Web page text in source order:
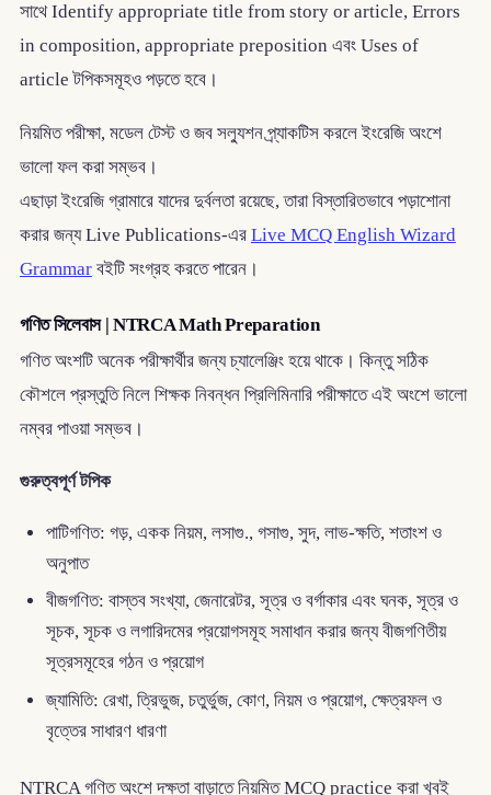
সাথে Identify appropriate title from story or article, Errors
in composition, appropriate preposition এবং Uses of
article টপিকসমূহও পড়তে হবে।
নিয়মিত পরীক্ষা, মডেল টেস্ট ও জব সল্যুশন প্র্যাকটিস করলে ইংরেজি অংশে
ভালো ফল করা সম্ভব।
এছাড়া ইংরেজি গ্রামারে যাদের দুর্বলতা রয়েছে, তারা বিস্তারিতভাবে পড়াশোনা
করার জন্য Live Publications-এর Live MCQ English Wizard
Grammarবইটি সংগ্রহ করতে পারেন।
গণিত সিলেবাস | NTRCA Math Preparation
গণিত অংশটি অনেক পরীক্ষার্থীর জন্য চ্যালেঞ্জিং হয়ে থাকে। কিন্তু সঠিক
কৌশলে প্রস্তুতি নিলে শিক্ষক নিবন্ধন প্রিলিমিনারি পরীক্ষাতে এই অংশে ভালো
নম্বর পাওয়া সম্ভব।
গুরুত্বপূর্ণ টপিক
পাটিগণিত: গড়, একক নিয়ম, লসাগু., গসাগু, সুদ, লাভ-ক্ষতি, শতাংশ ও
অনুপাত
বীজগণিত: বাস্তব সংখ্যা, জেনারেটর, সূত্র ও বর্গাকার এবং ঘনক, সূত্র ও
সূচক, সূচক ও লগারিদমের প্রয়োগসমূহ সমাধান করার জন্য বীজগণিতীয়
সূত্রসমূহের গঠন ও প্রয়োগ
জ্যামিতি: রেখা, ত্রিভুজ, চতুর্ভুজ, কোণ, নিয়ম ও প্রয়োগ, ক্ষেত্রফল ও
বৃত্তের সাধারণ ধারণা
NTRCA গণিত অংশে দক্ষতা বাড়াতে নিয়মিত MCQ practice করা খুবই